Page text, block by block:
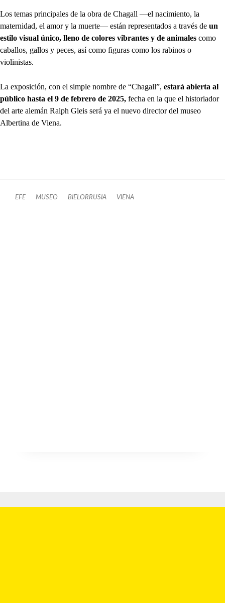
Los temas principales de la obra de Chagall —el nacimiento, la
maternidad, el amor y la muerte— están representados a través de un
estilo visual único, lleno de colores vibrantes y de animales como
caballos, gallos y peces, así como figuras como los rabinos o
violinistas.
La exposición, con el simple nombre de “Chagall”, estará abierta al
público hasta el 9 de febrero de 2025, fecha en la que el historiador
del arte alemán Ralph Gleis será ya el nuevo director del museo
Albertina de Viena.
EFE MUSEO BIELORRUSIA VIENA